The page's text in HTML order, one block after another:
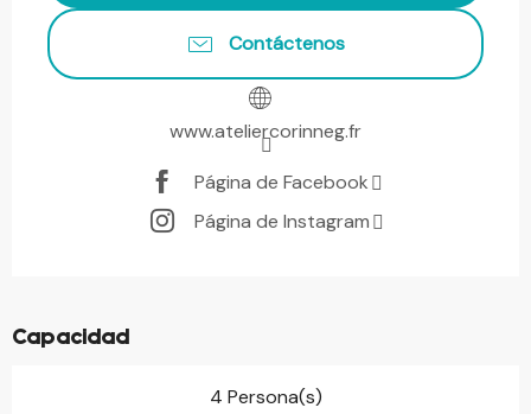
Contáctenos
www.ateliercorinneg.fr
Página de Facebook
Página de Instagram
Capacidad
4 Persona(s)